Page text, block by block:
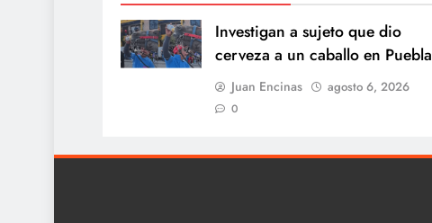
Investigan a sujeto que dio
cerveza a un caballo en Puebla
Juan Encinas agosto 6, 2026
0